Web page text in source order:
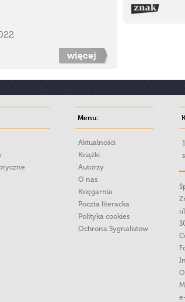
więcej
Menu:
Aktualności
Książki
Autorzy
O nas
Księgarnia
Poczta literacka
Polityka cookies
Ochrona Sygnalistow